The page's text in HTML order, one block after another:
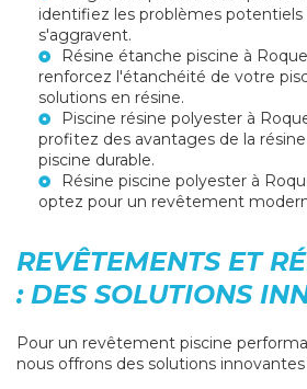
identifiez les problèmes potentiels
s'aggravent.
Résine étanche piscine à
renforcez l'étanchéité de votre
solutions en résine.
Piscine résine polyester à
profitez des avantages de la
piscine durable.
Résine piscine polyester à
optez pour un revêtement
REVÊTEMENTS ET
: DES SOLUTIONS
Pour un revêtement piscine
nous offrons des solutions innovantes